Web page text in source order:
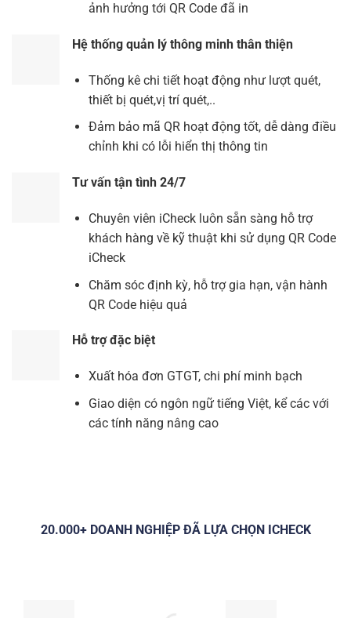
ảnh hưởng tới QR Code đã in
Hệ thống quản lý thông minh thân thiện
Thống kê chi tiết hoạt động như lượt quét,
thiết bị quét,vị trí quét,..
Đảm bảo mã QR hoạt động tốt, dễ dàng điều
chỉnh khi có lỗi hiển thị thông tin
Tư vấn tận tình 24/7
Chuyên viên iCheck luôn sẵn sàng hỗ trợ
khách hàng về kỹ thuật khi sử dụng QR Code
iCheck
Chăm sóc định kỳ, hỗ trợ gia hạn, vận hành
QR Code hiệu quả
Hỗ trợ đặc biệt
Xuất hóa đơn GTGT, chi phí minh bạch
Giao diện có ngôn ngữ tiếng Việt, kể các với
các tính năng nâng cao
20.000+ DOANH NGHIỆP ĐÃ LỰA CHỌN ICHECK